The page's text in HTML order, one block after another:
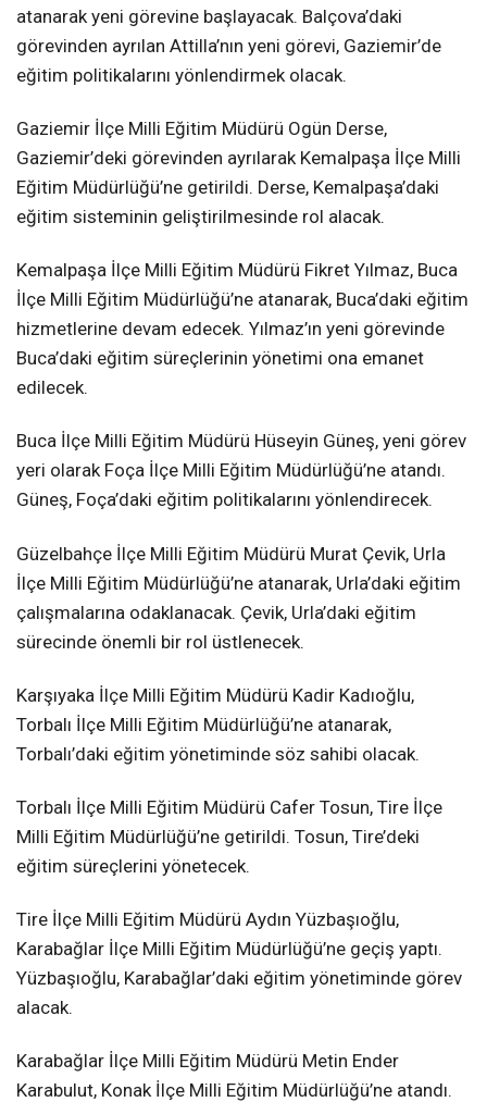
atanarak yeni görevine başlayacak. Balçova’daki
görevinden ayrılan Attilla’nın yeni görevi, Gaziemir’de
eğitim politikalarını yönlendirmek olacak.
Gaziemir İlçe Milli Eğitim Müdürü Ogün Derse,
Gaziemir’deki görevinden ayrılarak Kemalpaşa İlçe Milli
Eğitim Müdürlüğü’ne getirildi. Derse, Kemalpaşa’daki
eğitim sisteminin geliştirilmesinde rol alacak.
Kemalpaşa İlçe Milli Eğitim Müdürü Fikret Yılmaz, Buca
İlçe Milli Eğitim Müdürlüğü’ne atanarak, Buca’daki eğitim
hizmetlerine devam edecek. Yılmaz’ın yeni görevinde
Buca’daki eğitim süreçlerinin yönetimi ona emanet
edilecek.
Buca İlçe Milli Eğitim Müdürü Hüseyin Güneş, yeni görev
yeri olarak Foça İlçe Milli Eğitim Müdürlüğü’ne atandı.
Güneş, Foça’daki eğitim politikalarını yönlendirecek.
Güzelbahçe İlçe Milli Eğitim Müdürü Murat Çevik, Urla
İlçe Milli Eğitim Müdürlüğü’ne atanarak, Urla’daki eğitim
çalışmalarına odaklanacak. Çevik, Urla’daki eğitim
sürecinde önemli bir rol üstlenecek.
Karşıyaka İlçe Milli Eğitim Müdürü Kadir Kadıoğlu,
Torbalı İlçe Milli Eğitim Müdürlüğü’ne atanarak,
Torbalı’daki eğitim yönetiminde söz sahibi olacak.
Torbalı İlçe Milli Eğitim Müdürü Cafer Tosun, Tire İlçe
Milli Eğitim Müdürlüğü’ne getirildi. Tosun, Tire’deki
eğitim süreçlerini yönetecek.
Tire İlçe Milli Eğitim Müdürü Aydın Yüzbaşıoğlu,
Karabağlar İlçe Milli Eğitim Müdürlüğü’ne geçiş yaptı.
Yüzbaşıoğlu, Karabağlar’daki eğitim yönetiminde görev
alacak.
Karabağlar İlçe Milli Eğitim Müdürü Metin Ender
Karabulut, Konak İlçe Milli Eğitim Müdürlüğü’ne atandı.